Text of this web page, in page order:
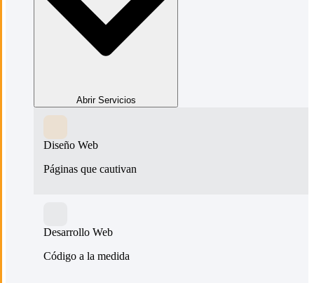
Abrir Servicios
Diseño Web
Páginas que cautivan
Desarrollo Web
Código a la medida